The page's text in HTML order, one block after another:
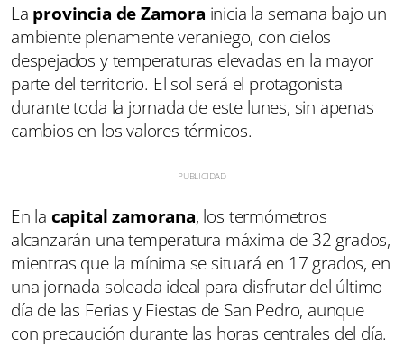
La provincia de Zamora inicia la semana bajo un
ambiente plenamente veraniego, con cielos
despejados y temperaturas elevadas en la mayor
parte del territorio. El sol será el protagonista
durante toda la jornada de este lunes, sin apenas
cambios en los valores térmicos.
En la capital zamorana, los termómetros
alcanzarán una temperatura máxima de 32 grados,
mientras que la mínima se situará en 17 grados, en
una jornada soleada ideal para disfrutar del último
día de las Ferias y Fiestas de San Pedro, aunque
con precaución durante las horas centrales del día.